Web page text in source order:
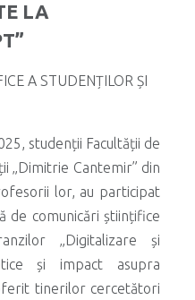
LA
A STUDENȚILOR ȘI
studenții Facultății de
„Dimitrie Cantemir” din
lor, au participat
de comunicări științifice
„Digitalizare și
și impact asupra
tinerilor cercetători